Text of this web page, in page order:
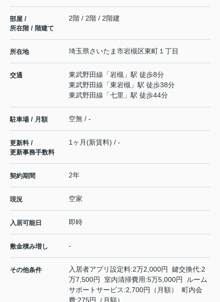
部屋 /
所在階 / 階建て
2階 / 2階 / 2階建
所在地 埼玉県さいたま市岩槻区東町 １丁目
交通 東武野田線 「岩槻 」駅 徒歩8分
東武野田線 「東岩槻 」駅 徒歩38分
東武野田線 「七里 」駅 徒歩44分
駐車場 / 月額 空無 / -
更新料 /
更新事務手数料
1ヶ月(新賃料) / -
契約期間 2年
現況 空家
入居可能日 即時
敷金積み増し -
その他条件
入居者アプリ設定料:2万2,000円 鍵交換代:2
万7,500円 室内清掃費用:5万5,000円 ルーム
サポートサービス:2,700円（月額） 町内会
費:275円（月額）